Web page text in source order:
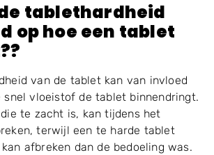
tablethardheid
op hoe een tablet
van de tablet kan van invloed
snel vloeistof de tablet binnendringt.
te zacht is, kan tijdens het
terwijl een te harde tablet
afbreken dan de bedoeling was.